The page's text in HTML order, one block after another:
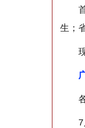
首
生；
现
广
各
7月